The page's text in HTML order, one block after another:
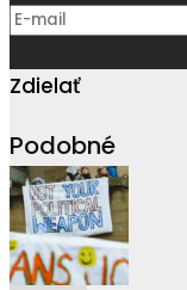
Zdielať
Podobné